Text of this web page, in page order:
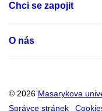
Chci se zapojit
O nás
© 2026 Masarykova
Správce stránek